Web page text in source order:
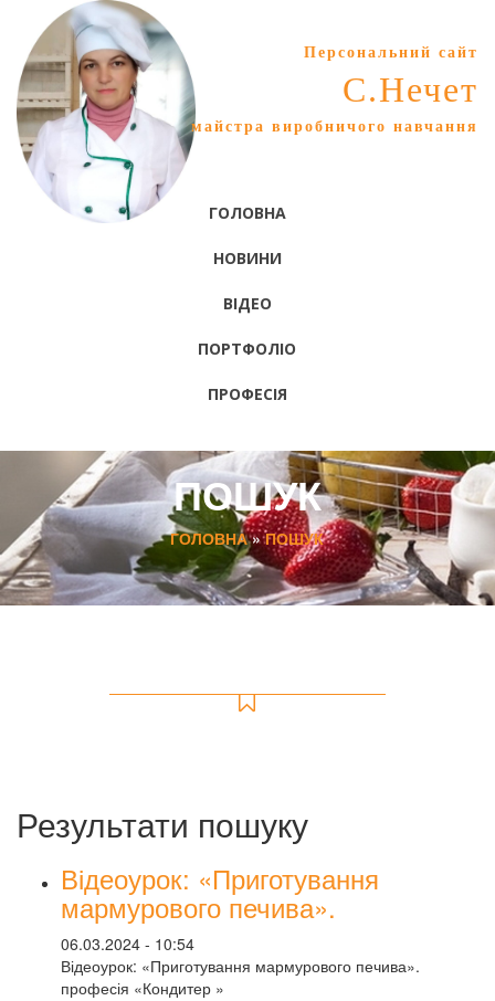
Персональний сайт
С.Нечет
майстра виробничого навчання
ГОЛОВНА
НОВИНИ
ВІДЕО
ПОРТФОЛІО
ПРОФЕСІЯ
ПОШУК
ГОЛОВНА»ПОШУК
Результати пошуку
Відеоурок: «Приготування
мармурового печива».
06.03.2024 - 10:54
Відеоурок: «Приготування мармурового печива».
професія «Кондитер »